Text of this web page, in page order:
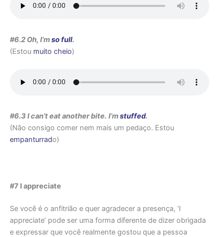
#6.2 Oh, I’mso full.
(Estou muito cheio)
#6.3 I can’t eat another bite. I’mstuffed.
(Não consigo comer nem mais um pedaço. Estou
empanturrado)
#7 I appreciate
Se você é o anfitrião e quer agradecer a presença, ‘I
appreciate’ pode ser uma forma diferente de dizer obrigada
e expressar que você realmente gostou que a pessoa